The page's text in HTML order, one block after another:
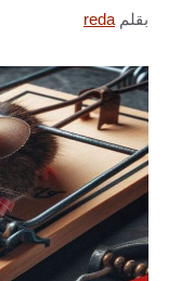
بقلم reda